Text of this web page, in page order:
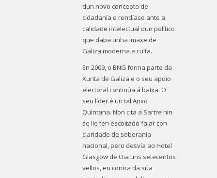
dun novo concepto de
cidadanía e rendíase ante a
calidade intelectual dun político
que daba unha imaxe de
Galiza moderna e culta.
En 2009, o BNG forma parte da
Xunta de Galiza e o seu apoio
electoral continúa á baixa. O
seu líder é un tal Anxo
Quintana. Non cita a Sartre nin
se lle ten escoitado falar con
claridade de soberanía
nacional, pero desvía ao Hotel
Glasgow de Oia uns setecentos
vellos, en contra da súa